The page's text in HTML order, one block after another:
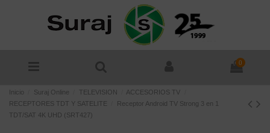
0
Inicio Suraj Online TELEVISION
ACCESORIOS TV
RECEPTORES TDT Y SATELITE
Receptor Android TV Strong 3 en 1
TDT/SAT 4K UHD (SRT427)